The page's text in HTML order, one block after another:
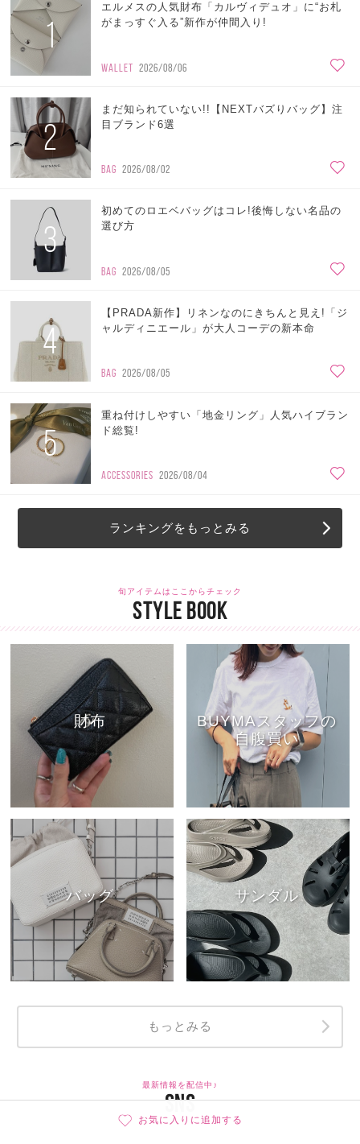
お気に入りに追加する
1
エルメスの人気財布「カルヴィデュオ」に“お札
がまっすぐ入る”新作が仲間入り!
WALLET 2026/08/06
2
まだ知られていない!!【NEXTバズりバッグ】注
目ブランド6選
BAG 2026/08/02
3
初めてのロエベバッグはコレ!後悔しない名品の
選び方
BAG 2026/08/05
4
【PRADA新作】リネンなのにきちんと見え!「ジ
ャルディニエール」が大人コーデの新本命
BAG 2026/08/05
5
重ね付けしやすい「地金リング」人気ハイブラン
ド総覧!
ACCESSORIES 2026/08/04
ランキングをもっとみる
旬アイテムはここからチェック
STYLE BOOK
財布
BUYMAスタッフの
自腹買い
バッグ サンダル
もっとみる
最新情報を配信中♪
SNS